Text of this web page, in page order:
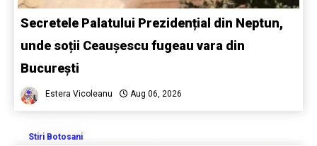
Secretele Palatului Prezidențial din Neptun,
unde soții Ceaușescu fugeau vara din
București
Estera Vicoleanu Aug 06, 2026
Stiri Botosani